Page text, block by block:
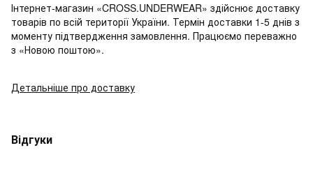
Інтернет-магазин «CROSS.UNDERWEAR» здійснює доставку
товарів по всій території України. Термін доставки 1-5 днів з
моменту підтвердження замовлення. Працюємо переважно
з «Новою поштою».
Детальніше про доставку
Відгуки